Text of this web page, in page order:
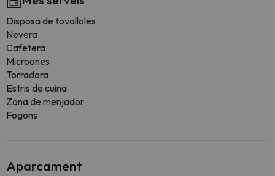
Disposa de tovalloles
Nevera
Cafetera
Microones
Torradora
Estris de cuina
Zona de menjador
Fogons
Aparcament